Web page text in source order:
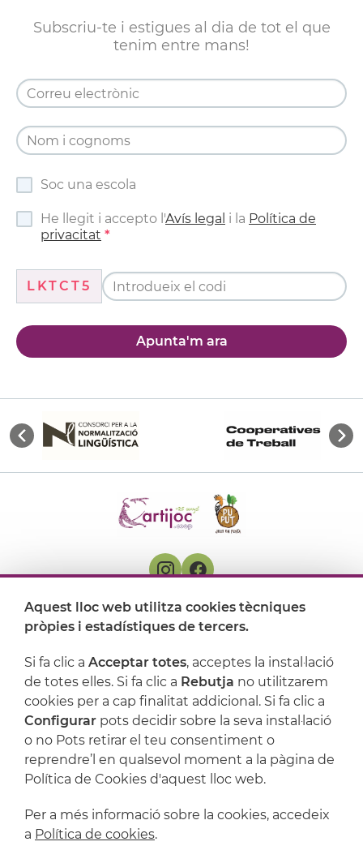
Subscriu-te i estigues al dia de tot el que
tenim entre mans!
Soc una escola
He llegit i accepto l'Avís legal i la Política de
privacitat
LKTCT5
Apunta'm ara
On ens trobem
Suport
Aquest lloc web utilitza cookies tècniques
pròpies i estadístiques de tercers.
Si fa clic a Acceptar totes, acceptes la instal·lació
de totes elles. Si fa clic a Rebutja no utilitzarem
cookies per a cap finalitat addicional. Si fa clic a
Configurar pots decidir sobre la seva instal·lació
o no Pots retirar el teu consentiment o
reprendre’l en qualsevol moment a la pàgina de
Política de Cookies d'aquest lloc web.
Per a més informació sobre la cookies, accedeix
a Política de cookies.